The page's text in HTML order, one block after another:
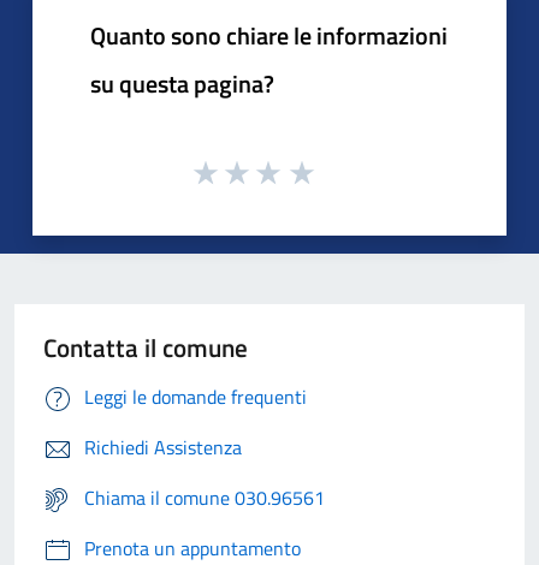
Quanto sono chiare le informazioni
su questa pagina?
Contatta il comune
Leggi le domande frequenti
Richiedi Assistenza
Chiama il comune 030.96561
Prenota un appuntamento